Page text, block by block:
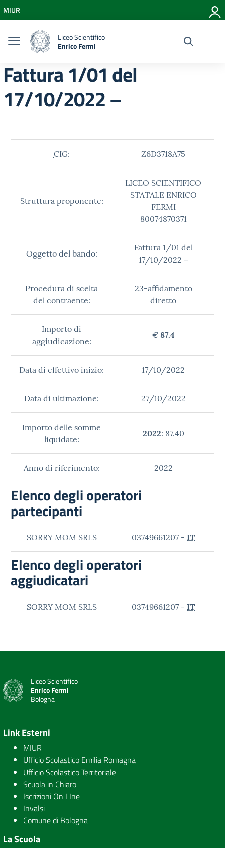
Vai al menu di navigazione
Vai al footer
MIUR
Liceo Scientifico
Enrico Fermi
Fattura 1/01 del
17/10/2022 –
CIG: Z6D3718A75
Struttura proponente:
LICEO SCIENTIFICO
STATALE ENRICO
FERMI
80074870371
Oggetto del bando:
Fattura 1/01 del
17/10/2022 –
Procedura di scelta
del contraente:
23-affidamento
diretto
Importo di
aggiudicazione:
€ 87.4
Data di effettivo inizio: 17/10/2022
Data di ultimazione: 27/10/2022
Importo delle somme
liquidate:
2022: 87.40
Anno di riferimento: 2022
Elenco degli operatori
partecipanti
SORRY MOM SRLS 03749661207 - IT
Elenco degli operatori
aggiudicatari
SORRY MOM SRLS 03749661207 - IT
Liceo Scientifico
Enrico Fermi
Bologna
Link Esterni
MIUR
Ufficio Scolastico Emilia Romagna
Ufficio Scolastico Territoriale
Scuola in Chiaro
Iscrizioni On LIne
Invalsi
Comune di Bologna
La Scuola